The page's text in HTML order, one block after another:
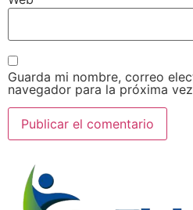
Guarda mi nombre, correo
navegador para la próxima